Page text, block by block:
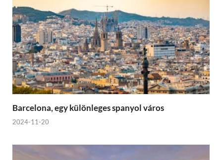
Barcelona, egy különleges spanyol város
2024-11-20